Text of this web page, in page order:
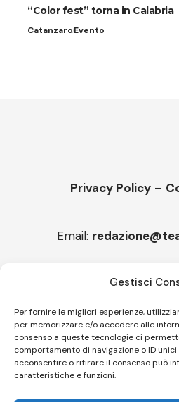
Gestisci
Per fornire le migliori esperienze,
per memorizzare e/o accedere alle
consenso a queste tecnologie ci
comportamento di navigazione o ID unici
acconsentire o ritirare il consenso può
caratteristiche e funzioni.
“Color fest” torna in Calabria
CatanzaroEvento
Privacy Policy –
Email:
Melicuccà, Capitale della